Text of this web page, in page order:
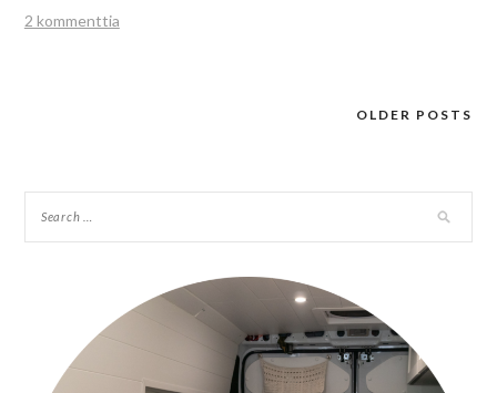
2 kommenttia
OLDER POSTS